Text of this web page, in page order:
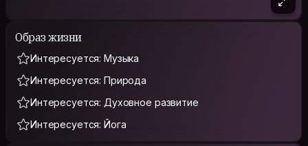
Образ жизни
Интересуется: Музыка
Интересуется: Природа
Интересуется: Духовное развитие
Интересуется: Йога